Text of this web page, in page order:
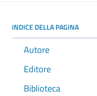
INDICE DELLA PAGINA
Autore
Editore
Biblioteca